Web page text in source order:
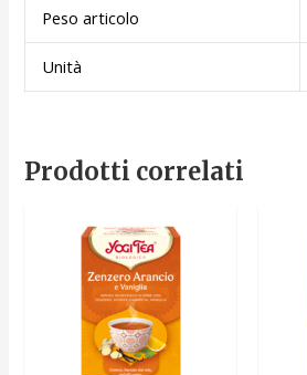
Peso articolo
Unità
Prodotti correlati